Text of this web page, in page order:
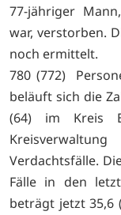
77-jähriger
war, verstorben.
noch ermittelt.
780 (772)
beläuft sich die
(64) im Kreis
Verdachtsfälle.
Fälle in den
beträgt jetzt 35,6